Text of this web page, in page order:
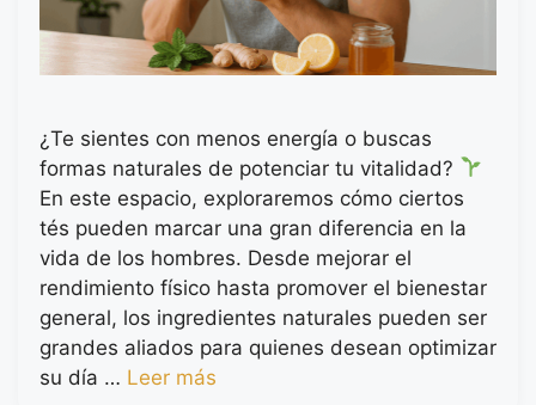
¿Te sientes con menos energía o buscas
formas naturales de potenciar tu vitalidad?
En este espacio, exploraremos cómo ciertos
tés pueden marcar una gran diferencia en la
vida de los hombres. Desde mejorar el
rendimiento físico hasta promover el bienestar
general, los ingredientes naturales pueden ser
grandes aliados para quienes desean optimizar
su día … Leer más